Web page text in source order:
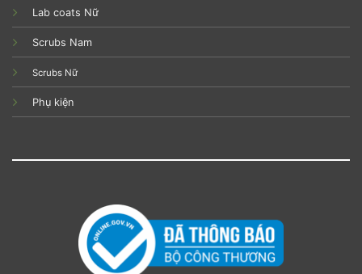
Lab coats Nữ
Scrubs Nam
Scrubs Nữ
Phụ kiện